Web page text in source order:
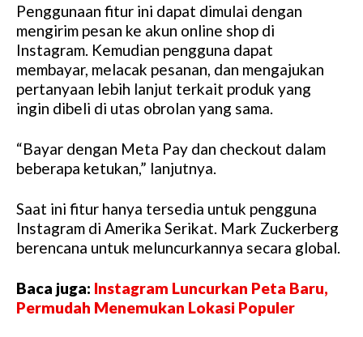
Penggunaan fitur ini dapat dimulai dengan
mengirim pesan ke akun online shop di
Instagram. Kemudian pengguna dapat
membayar, melacak pesanan, dan mengajukan
pertanyaan lebih lanjut terkait produk yang
ingin dibeli di utas obrolan yang sama.
“Bayar dengan Meta Pay dan checkout dalam
beberapa ketukan,” lanjutnya.
Saat ini fitur hanya tersedia untuk pengguna
Instagram di Amerika Serikat. Mark Zuckerberg
berencana untuk meluncurkannya secara global.
Baca juga: Instagram Luncurkan Peta Baru,
Permudah Menemukan Lokasi Populer